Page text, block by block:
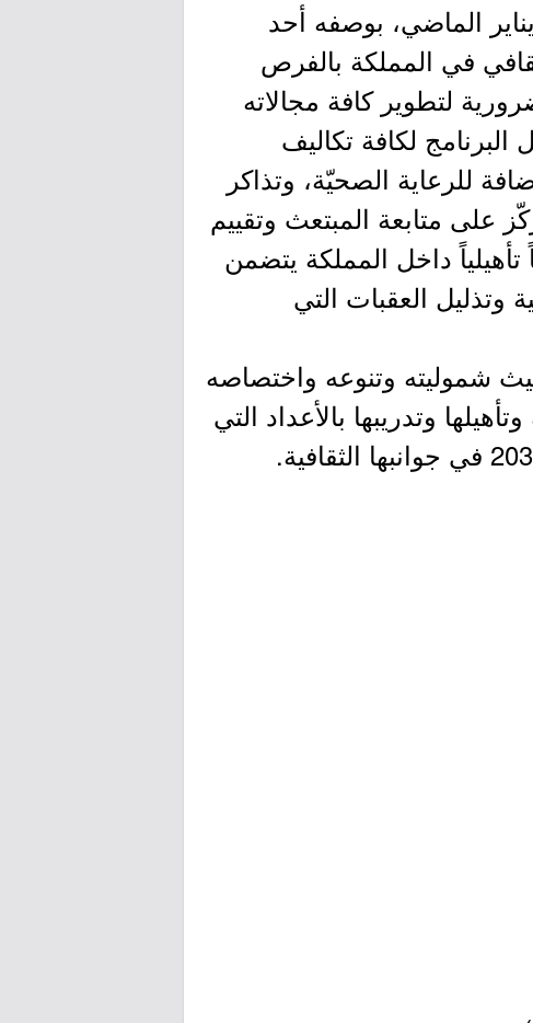
الماضي، بوصفه أحد
في المملكة بالفرص
لتطوير كافة مجالاته
البرنامج لكافة تكاليف
للرعاية الصحيّة، وتذاكر
على متابعة المبتعث وتقييم
تأهيلياً داخل المملكة يتضمن
العقبات التي
شموليته وتنوعه واختصاصه
وتدريبها بالأعداد التي